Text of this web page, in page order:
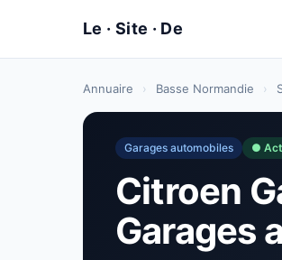
Annuaire › Basse Normandie ›
Garages automobiles ●
Citroen
Garages